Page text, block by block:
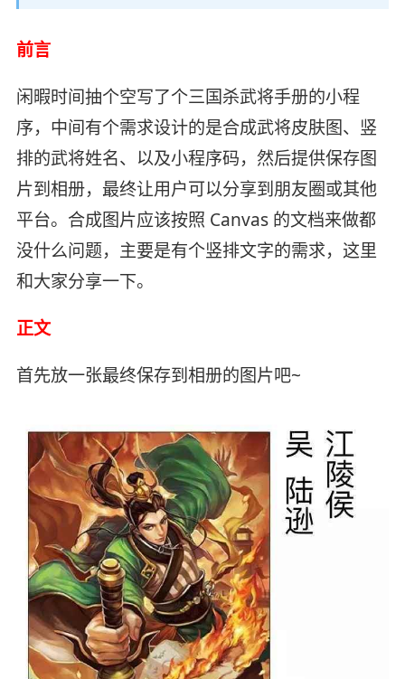
前言
闲暇时间抽个空写了个三国杀武将手册的小程
序，中间有个需求设计的是合成武将皮肤图、竖
排的武将姓名、以及小程序码，然后提供保存图
片到相册，最终让用户可以分享到朋友圈或其他
平台。合成图片应该按照 Canvas 的文档来做都
没什么问题，主要是有个竖排文字的需求，这里
和大家分享一下。
正文
首先放一张最终保存到相册的图片吧~